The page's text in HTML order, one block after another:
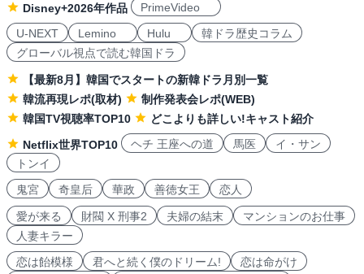
Disney+2026年作品
PrimeVideo
U-NEXT
Lemino Hulu
韓ドラ歴史コラム
グローバル視点で読む韓国ドラ
【最新8月】韓国でスタートの新韓ドラ月別一覧
韓流再現レポ(取材)
制作発表会レポ(WEB)
韓国TV視聴率TOP10
どこよりも詳しい!キャスト紹介
Netflix世界TOP10
ヘチ 王座への道 馬医
イ・サン
トンイ
鬼宮
奇皇后 華政 善徳女王 恋人
愛が来る 財閥 X 刑事2 夫婦の結末
マンションのお仕事
人妻キラー
恋は飴模様
君へと続く僕のドリーム!
恋は命がけ